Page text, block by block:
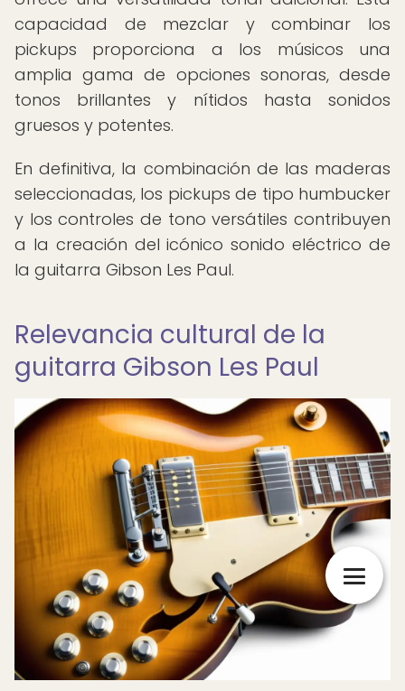
capacidad de mezclar y combinar los
pickups proporciona a los músicos una
amplia gama de opciones sonoras, desde
tonos brillantes y nítidos hasta sonidos
gruesos y potentes.
En definitiva, la combinación de las maderas
seleccionadas, los pickups de tipo humbucker
y los controles de tono versátiles contribuyen
a la creación del icónico sonido eléctrico de
la guitarra Gibson Les Paul.
Relevancia cultural de la
guitarra Gibson Les Paul